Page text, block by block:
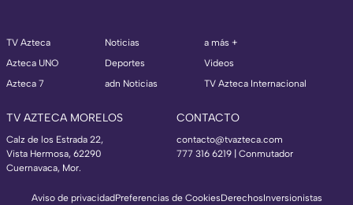
TV Azteca
Azteca UNO
Azteca 7
Noticias
Deportes
adn Noticias
a más +
Videos
TV Azteca Internacional
TV AZTECA MORELOS
Calz de los Estrada 22,
Vista Hermosa, 62290
Cuernavaca, Mor.
CONTACTO
contacto@tvazteca.com
777 316 6219 | Conmutador
Aviso de privacidadPreferencias de CookiesDerechosInversionistas